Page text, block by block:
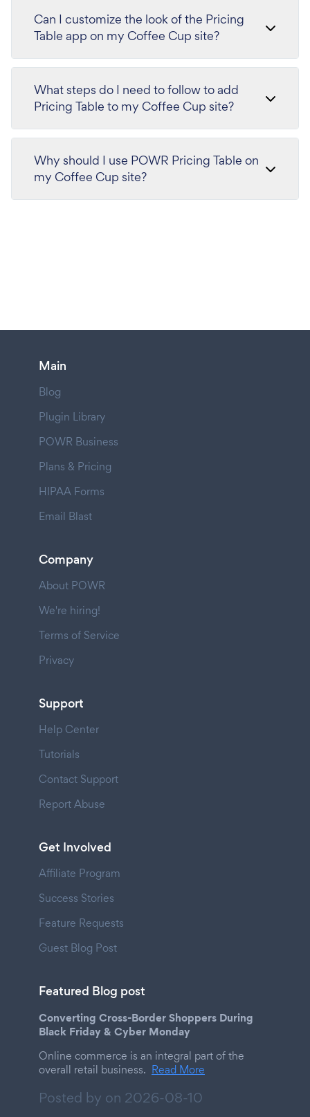
Can I customize the look of the Pricing
Table app on my Coffee Cup site?
What steps do I need to follow to add
Pricing Table to my Coffee Cup site?
Why should I use POWR Pricing Table on
my Coffee Cup site?
Main
Blog
Plugin Library
POWR Business
Plans & Pricing
HIPAA Forms
Email Blast
Company
About POWR
We're hiring!
Terms of Service
Privacy
Support
Help Center
Tutorials
Contact Support
Report Abuse
Get Involved
Affiliate Program
Success Stories
Feature Requests
Guest Blog Post
Featured Blog post
Converting Cross-Border Shoppers During
Black Friday & Cyber Monday
Online commerce is an integral part of the
overall retail business. Read More
Posted by on 2026-08-10